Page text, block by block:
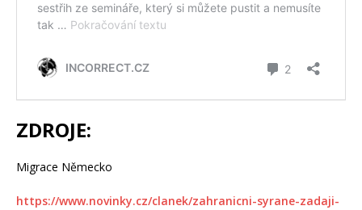
ZDROJE:
Migrace Německo
https://www.novinky.cz/clanek/zahranicni-syrane-zadaji-